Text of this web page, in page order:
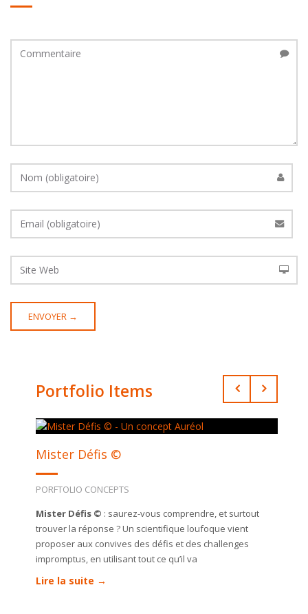
Portfolio Items
Mister Défis ©
PORFTOLIO CONCEPTS
Mister Défis © : saurez-vous comprendre, et surtout
trouver la réponse ? Un scientifique loufoque vient
proposer aux convives des défis et des challenges
impromptus, en utilisant tout ce qu’il va
Lire la suite →